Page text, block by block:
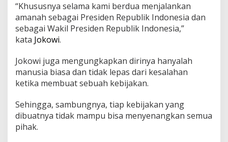
A
N
S
e
t
B
i
j
k
s
“Khususnya selama kami berdua menjalankan
amanah sebagai Presiden Republik Indonesia dan
sebagai Wakil Presiden Republik Indonesia,”
kata Jokowi.
Jokowi juga mengungkapkan dirinya hanyalah
manusia biasa dan tidak lepas dari kesalahan
ketika membuat sebuah kebijakan.
Sehingga, sambungnya, tiap kebijakan yang
dibuatnya tidak mampu bisa menyenangkan semua
pihak.